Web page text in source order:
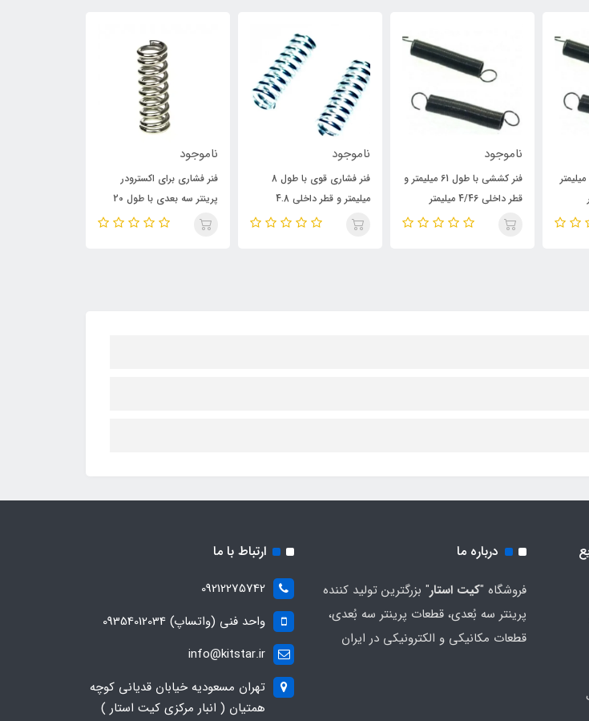
فنر کششی با طول 25 میلیمتر
ناموجود
فنر کششی با طول 61 میلیمتر و
قطر داخلی 4/46 میلیمتر
ناموجود
فنر فشاری قوی با طول 8
میلیمتر و قطر داخلی 4.8
میلیمتر
ناموجود
فنر فشاری برای اکسترودر
پرینتر سه بعدی با طول 20
میلی‌متر و قطر داخلی 5
درباره ما
فروشگاه "کیت استار" بزرگترین تولید کننده
پرینتر سه بُعدی، قطعات پرینتر سه بُعدی،
قطعات مکانیکی و الکترونیکی در ایران
ارتباط با ما
09212275742
واحد فنی (واتساپ) 09354012034
info@kitstar.ir
تهران مسعودیه خیابان قدیانی کوچه
همتیان ( انبار مرکزی کیت استار )